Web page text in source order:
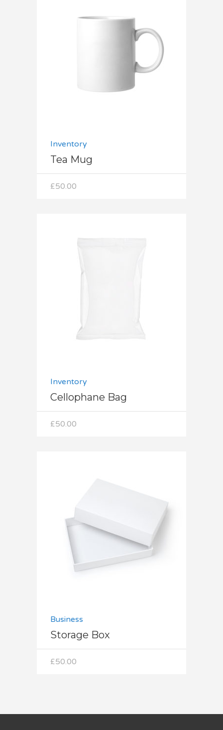
Inventory
Tea Mug
£50.00
Inventory
Cellophane Bag
£50.00
Dodaj do koszyka
Business
Storage Box
£50.00